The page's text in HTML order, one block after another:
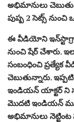
అభిమానులు
పుష్ప 2 సెట్స్
ఈ వీడియోని
నుంచి షేర్ చేశారు.
సంబంధించి
చెబుతున్నారు.
ఇండియన్ యాక్టర్ ని
మొదటి ఇండియన్ మూవీ
అభిమానులు నెట్టింట